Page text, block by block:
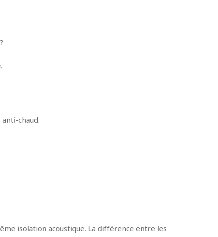
chaud.
isolation acoustique. La différence entre les